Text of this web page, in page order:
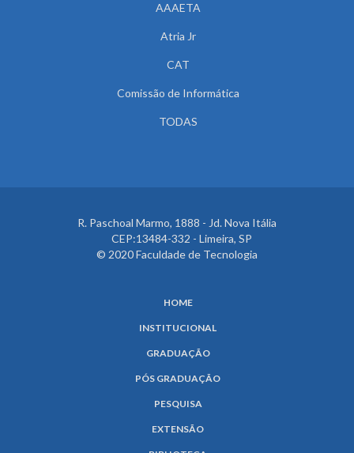
AAAETA
Atria Jr
CAT
Comissão de Informática
TODAS
R. Paschoal Marmo, 1888 - Jd. Nova Itália
CEP:13484-332 - Limeira, SP
© 2020 Faculdade de Tecnologia
HOME
INSTITUCIONAL
GRADUAÇÃO
PÓS GRADUAÇÃO
PESQUISA
EXTENSÃO